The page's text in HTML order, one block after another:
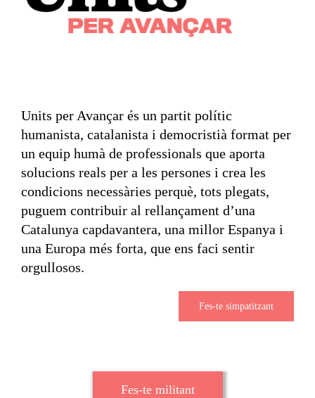
Units per Avançar és un partit polític
humanista, catalanista i democristià format per
un equip humà de professionals que aporta
solucions reals per a les persones i crea les
condicions necessàries perquè, tots plegats,
puguem contribuir al rellançament d’una
Catalunya capdavantera, una millor Espanya i
una Europa més forta, que ens faci sentir
orgullosos.
Fes-te simpatitzant
Fes-te militant